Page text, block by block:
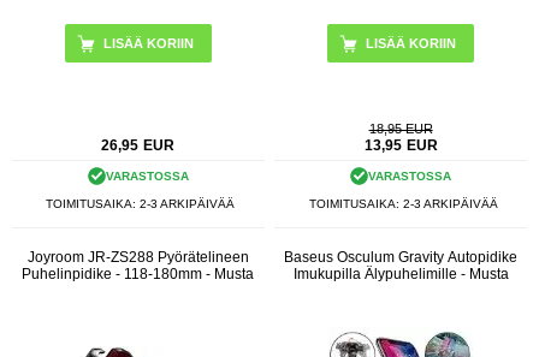
26,95 EUR
VARASTOSSA
TOIMITUSAIKA: 2-3 ARKIPÄIVÄÄ
18,95 EUR
13,95 EUR
VARASTOSSA
TOIMITUSAIKA: 2-3 ARKIPÄIVÄÄ
Joyroom JR-ZS288 Pyörätelineen
Puhelinpidike - 118-180mm - Musta
Baseus Osculum Gravity Autopidike
Imukupilla Älypuhelimille - Musta